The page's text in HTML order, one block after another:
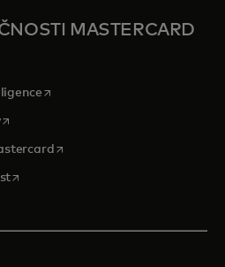
MASTERCARD
tab
opens in a new tab
opens in a new tab
opens in a new tab
opens in a new tab